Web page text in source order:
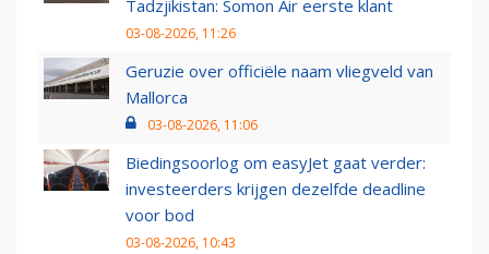
Tadzjikistan: Somon Air eerste klant
03-08-2026, 11:26
Geruzie over officiële naam vliegveld van
Mallorca
03-08-2026, 11:06
Biedingsoorlog om easyJet gaat verder:
investeerders krijgen dezelfde deadline
voor bod
03-08-2026, 10:43